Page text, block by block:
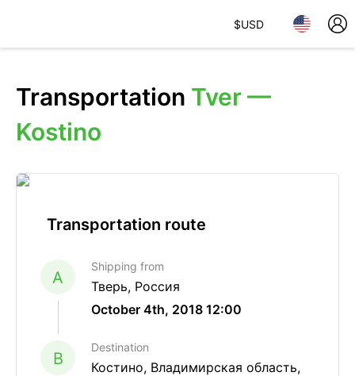
$USD
Transportation Tver —
Kostino
Transportation route
A
Shipping from
Тверь, Россия
October 4th, 2018 12:00
B
Destination
Костино, Владимирская область,